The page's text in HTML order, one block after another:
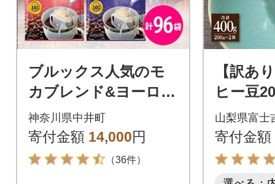
ブルックス人気のモ
カブレンド&ヨーロピ
アンブレンドセット
神奈川県中井町
寄付金額 14,000円
（36件）
【訳あ
ヒー豆
g自家焙
ャルテ
士山の
山梨県富士
寄付金額